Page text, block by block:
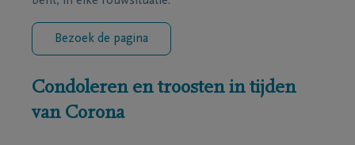
Bezoek de pagina
Condoleren en troosten in tijden
van Corona